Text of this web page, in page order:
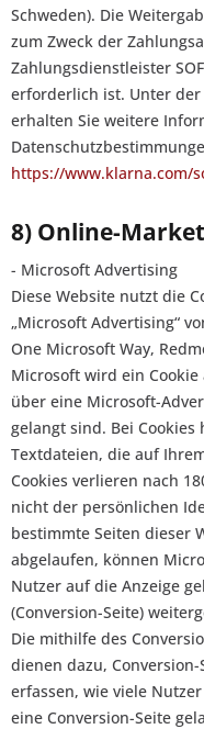
Schweden). Die
zum Zweck der
Zahlungsdienstleister
erforderlich ist. Unter
erhalten Sie weitere
https://www.klarna.com/
8) Online-
- Microsoft Advertising
Diese Website nutzt die
„Microsoft Advertising“
One Microsoft Way,
Microsoft wird ein
über eine Microsoft-
gelangt sind. Bei
Textdateien, die auf
Cookies verlieren nach
nicht der persönlichen
bestimmte Seiten dieser
abgelaufen, können
Nutzer auf die Anzeige
(Conversion-Seite)
Die mithilfe des
dienen dazu,
erfassen, wie viele
eine Conversion-Seite